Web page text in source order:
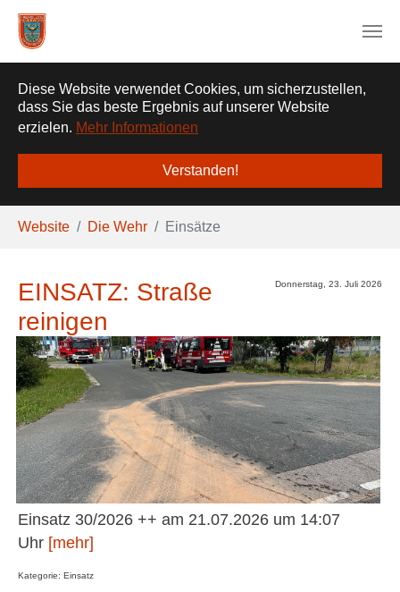
Diese Website verwendet Cookies, um sicherzustellen,
dass Sie das beste Ergebnis auf unserer Website
erzielen. Mehr Informationen
Verstanden!
Sie sind hier:
Website Die Wehr Einsätze
Donnerstag, 23. Juli 2026
EINSATZ: Straße
reinigen
Einsatz 30/2026 ++ am 21.07.2026 um 14:07
Uhr [mehr]
Kategorie: Einsatz